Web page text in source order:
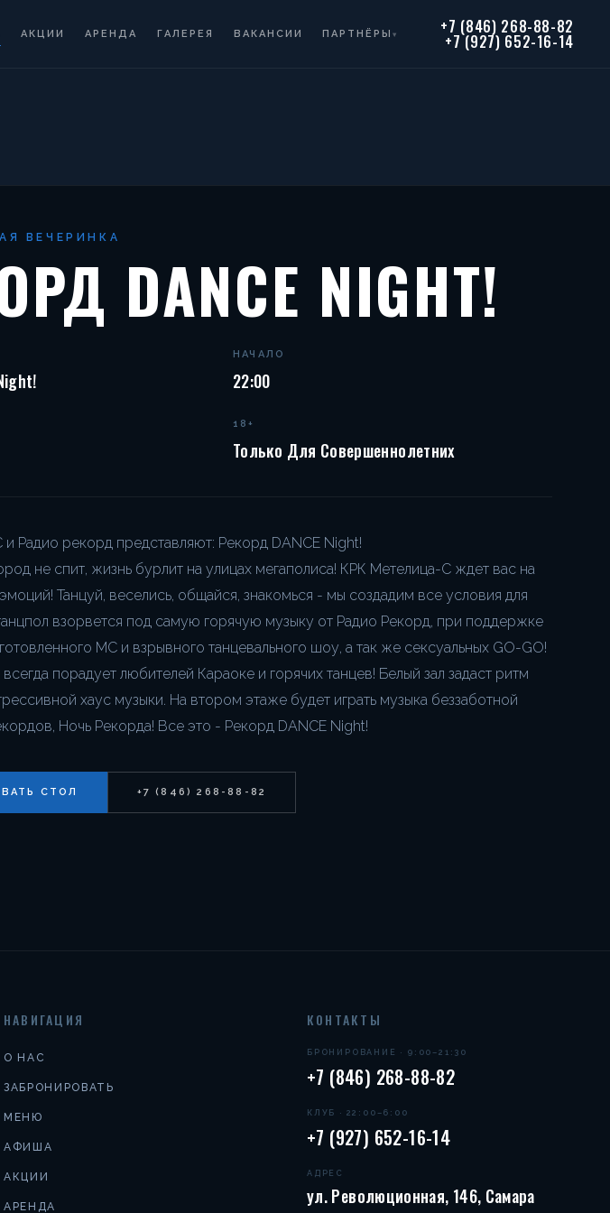
АКЦИИ АРЕНДА ГАЛЕРЕЯ ВАКАНСИИ ПАРТНЁРЫ▾ +7 (846) 268-88-82
+7 (927) 652-16-14
ВЕЧЕРИНКА
DANCE NIGHT!
НАЧАЛО
22:00
18+
Только Для Совершеннолетних
Радио рекорд представляют: Рекорд DANCE Night!
не спит, жизнь бурлит на улицах мегаполиса! КРК Метелица-С ждет вас на
Танцуй, веселись, общайся, знакомься - мы создадим все условия для
взорвется под самую горячую музыку от Радио Рекорд, при поддержке
МС и взрывного танцевального шоу, а так же сексуальных GO-GO!
порадует любителей Караоке и горячих танцев! Белый зал задаст ритм
хаус музыки. На втором этаже будет играть музыка беззаботной
Ночь Рекорда! Все это - Рекорд DANCE Night!
СТОЛ +7 (846) 268-88-82
НАВИГАЦИЯ
О НАС
ЗАБРОНИРОВАТЬ
МЕНЮ
АФИША
АКЦИИ
АРЕНДА
КОНТАКТЫ
БРОНИРОВАНИЕ · 9:00–21:30
+7 (846) 268-88-82
КЛУБ · 22:00–6:00
+7 (927) 652-16-14
АДРЕС
ул. Революционная, 146, Самара